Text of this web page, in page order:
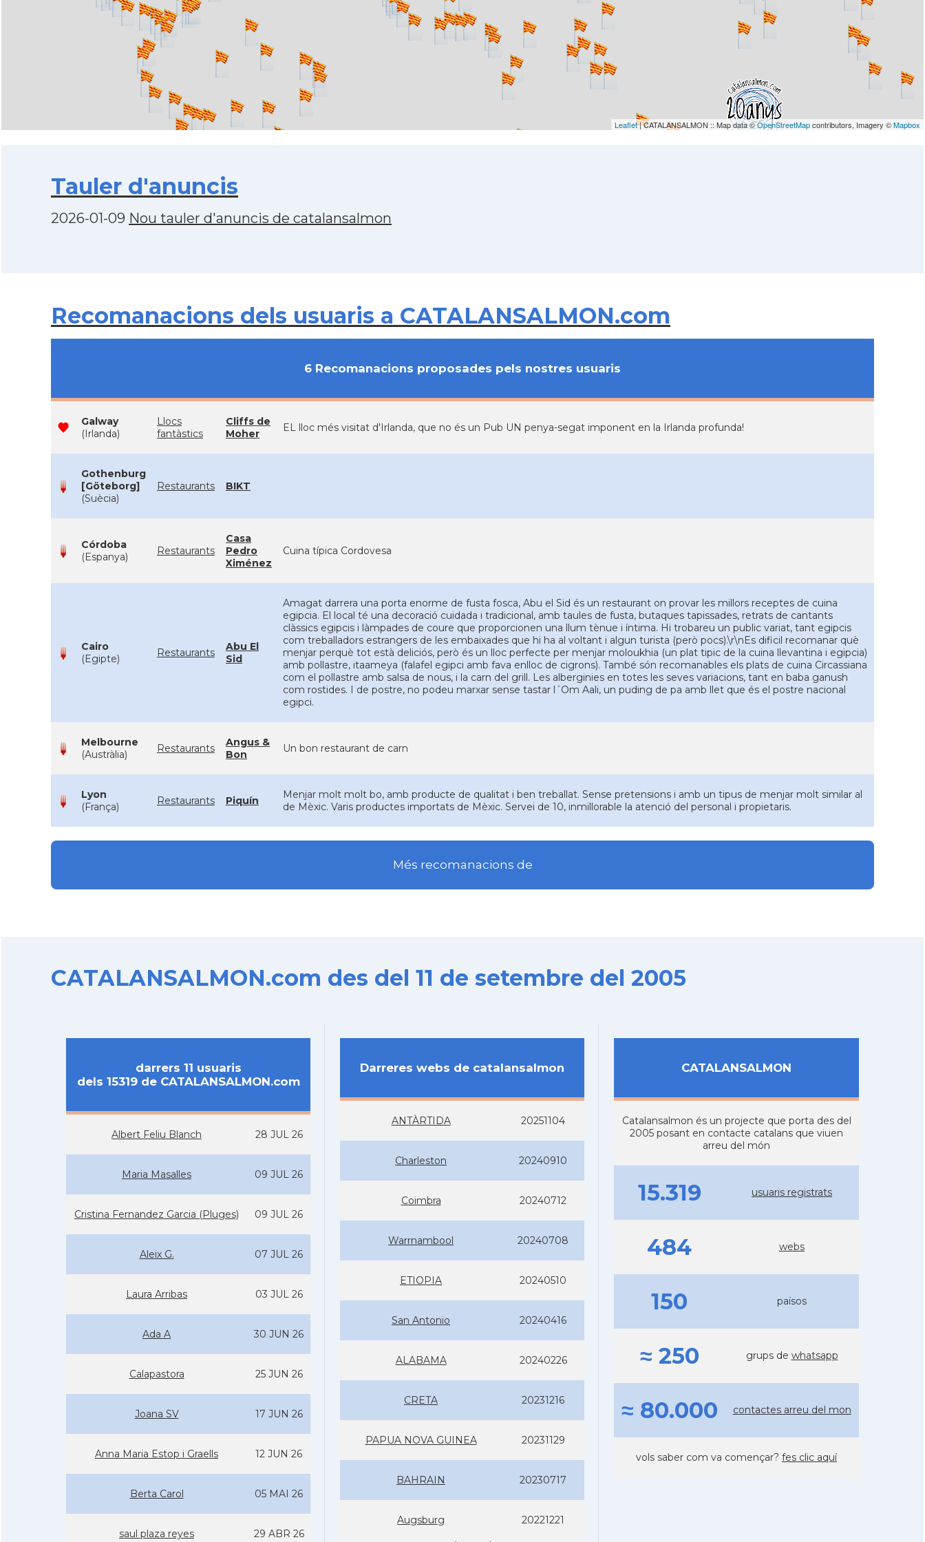
Leaflet| CATALANSALMON :: Map data ©OpenStreetMapcontributors, Imagery ©Mapbox
Tauler d'anuncis
2026-01-09 Nou tauler d'anuncis de catalansalmon
Recomanacions dels usuaris a CATALANSALMON.com
6 Recomanacions proposades pels nostres usuaris
Galway
(Irlanda)
Llocs
fantàstics
Cliffs de
Moher
EL lloc més visitat d'Irlanda, que no és un Pub UN penya-segat imponent en la Irlanda profunda!
Gothenburg
[Göteborg]
(Suècia)
Restaurants BIKT
Córdoba
(Espanya)
Restaurants
Casa
Pedro
Ximénez
Cuina típica Cordovesa
Cairo
(Egipte)
Restaurants
Abu El
Sid
Amagat darrera una porta enorme de fusta fosca, Abu el Sid és un restaurant on provar les millors receptes de cuina
egipcia. El local té una decoració cuidada i tradicional, amb taules de fusta, butaques tapissades, retrats de cantants
clàssics egipcis i làmpades de coure que proporcionen una llum tènue i íntima. Hi trobareu un public variat, tant egipcis
com treballadors estrangers de les embaixades que hi ha al voltant i algun turista (però pocs).\r\nEs dificil recomanar què
menjar perquè tot està deliciós, però és un lloc perfecte per menjar moloukhia (un plat tipic de la cuina llevantina i egipcia)
amb pollastre, itaameya (falafel egipci amb fava enlloc de cigrons). També són recomanables els plats de cuina Circassiana
com el pollastre amb salsa de nous, i la carn del grill. Les alberginies en totes les seves variacions, tant en baba ganush
com rostides. I de postre, no podeu marxar sense tastar l´Om Aali, un puding de pa amb llet que és el postre nacional
egipci.
Melbourne
(Austràlia)
Restaurants
Angus &
Bon
Un bon restaurant de carn
Lyon
(França)
Restaurants Piquín
Menjar molt molt bo, amb producte de qualitat i ben treballat. Sense pretensions i amb un tipus de menjar molt similar al
de Mèxic. Varis productes importats de Mèxic. Servei de 10, inmillorable la atenció del personal i propietaris.
Més recomanacions de
CATALANSALMON.com des del 11 de setembre del 2005
darrers 11 usuaris
dels 15319 de CATALANSALMON.com
Albert Feliu Blanch 28 JUL 26
Maria Masalles 09 JUL 26
Cristina Fernandez Garcia (Pluges) 09 JUL 26
Aleix G. 07 JUL 26
Laura Arribas 03 JUL 26
Ada A 30 JUN 26
Calapastora 25 JUN 26
Joana SV 17 JUN 26
Anna Maria Estop i Graells 12 JUN 26
Berta Carol 05 MAI 26
saul plaza reyes 29 ABR 26
Darreres webs de catalansalmon
ANTÀRTIDA 20251104
Charleston 20240910
Coimbra 20240712
Warrnambool 20240708
ETIOPIA 20240510
San Antonio 20240416
ALABAMA 20240226
CRETA 20231216
PAPUA NOVA GUINEA 20231129
BAHRAIN 20230717
Augsburg 20221221
CATALANSALMON
Catalansalmon és un projecte que porta des del
2005 posant en contacte catalans que viuen
arreu del món
15.319 usuaris registrats
484 webs
150 països
≈ 250 grups de whatsapp
≈ 80.000 contactes arreu del mon
vols saber com va començar? fes clic aquí